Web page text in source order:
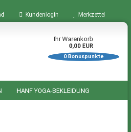
Kundenlogin Merkzettel
Ihr Warenkorb
0,00 EUR
0Bonuspunkte
HANF YOGA-BEKLEIDUNG